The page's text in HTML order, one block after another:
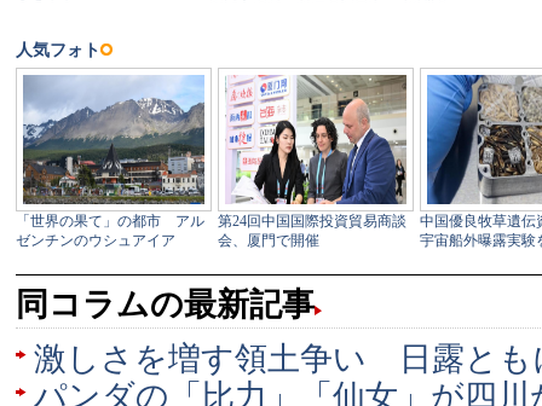
同コラムの最新記事
激しさを増す領土争い 日露とも
パンダの「比力」「仙女」が四